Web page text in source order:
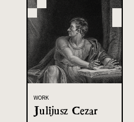
WORK
Julijusz Cezar